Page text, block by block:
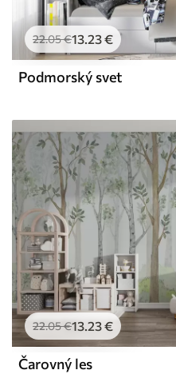
22.05€13 .23€
Podmorský svet
22.05€13.23€
Čarovný les